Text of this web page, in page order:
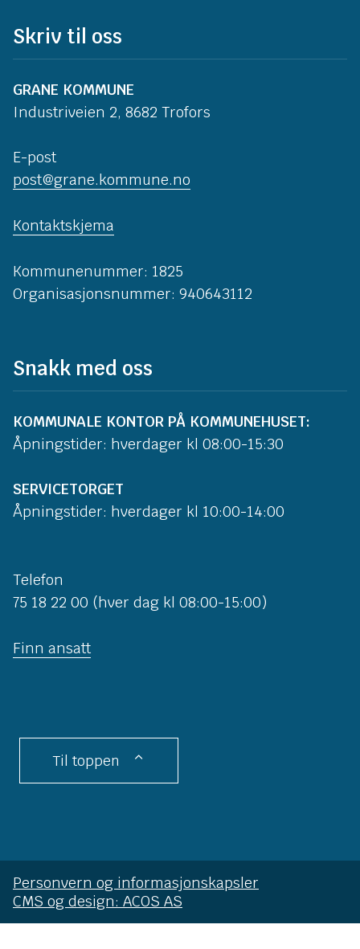
Skriv til oss
GRANE KOMMUNE
Industriveien 2, 8682 Trofors
E-post
post@grane.kommune.no
Kontaktskjema
Kommunenummer: 1825
Organisasjonsnummer: 940643112
Snakk med oss
KOMMUNALE KONTOR PÅ KOMMUNEHUSET:
Åpningstider: hverdager kl 08:00-15:30
SERVICETORGET
Åpningstider: hverdager kl 10:00-14:00
Telefon
75 18 22 00 (hver dag kl 08:00-15:00)
Finn ansatt
Til toppen
Personvern og informasjonskapsler
CMS og design: ACOS AS